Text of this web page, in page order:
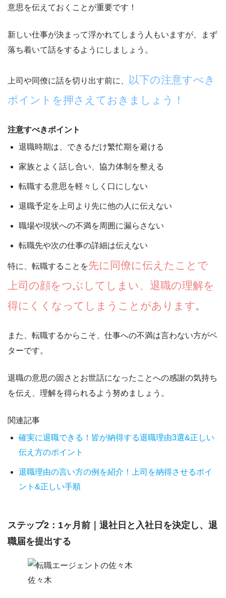
意思を伝えておくことが重要です！
新しい仕事が決まって浮かれてしまう人もいますが、まず
落ち着いて話をするようにしましょう。
上司や同僚に話を切り出す前に、
以下の注意すべき
ポイントを押さえておきましょう！
注意すべきポイント
退職時期は、できるだけ繁忙期を避ける
家族とよく話し合い、協力体制を整える
転職する意思を軽々しく口にしない
退職予定を上司より先に他の人に伝えない
職場や現状への不満を周囲に漏らさない
転職先や次の仕事の詳細は伝えない
特に、転職することを先に同僚に伝えたことで
上司の顔をつぶしてしまい、退職の理解を
得にくくなってしまうことがあります。
また、転職するからこそ、 仕事への不満は言わない方がベ
ターです。
退職の意思の固さとお世話になったことへの感謝の気持ち
を伝え、理解を得られるよう努めましょう。
関連記事
確実に退職できる！皆が納得する退職理由3選&正しい
伝え方のポイント
退職理由の言い方の例を紹介！上司を納得させるポイ
ント&正しい手順
ステップ2：1ヶ月前｜退社日と入社日を決定し、退
職届を提出する
佐々木